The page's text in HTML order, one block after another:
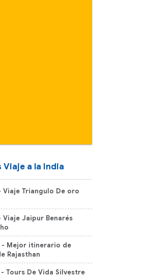
Viaje a la India
Triangulo De oro
Jaipur Benarés
Mejor itinerario de
Rajasthan
Tours De Vida Silvestre